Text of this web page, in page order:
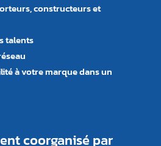
constructeurs et
talents
à votre marque dans un
coorganisé par